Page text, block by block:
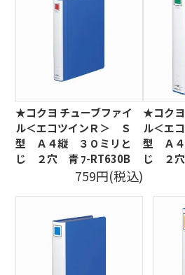
★コクヨ チューブファイ
ル＜エコツインＲ＞ Ｓ
型 Ａ４縦 ３０ミリと
じ ２穴 青 ﾌ-RT630B
759円(税込)
★コクヨ
ル＜エ
型 Ａ
じ ２